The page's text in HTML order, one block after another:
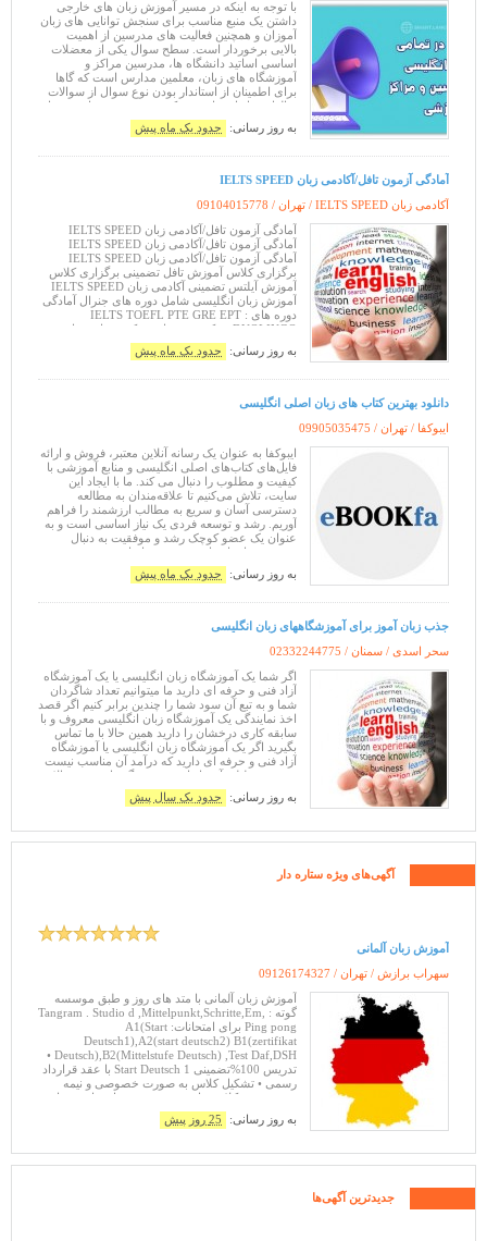
با توجه به اینکه در مسیر آموزش زبان های خارجی
داشتن یک منبع مناسب برای سنجش توانایی های زبان
آموزان و همچنین فعالیت های مدرسین از اهمیت
بالایی برخوردار است. سطح سوال یکی از معضلات
اساسی اساتید دانشگاه ها، مدرسین مراکز و
آموزشگاه های زبان، معلمین مدارس است که گاها
برای اطمینان از استاندار بودن نوع سوال از سوالات
سالهای قبل استفاده می کنند و در صورت داشتن زمان
مناسب اقدام به طرح سوال با معیار های اس
به روز رسانی: حدود یک ماه پیش
آمادگی آزمون تافل/آکادمی زبان IELTS SPEED
آکادمی زبان IELTS SPEED / تهران /
09104015778
آمادگی آزمون تافل/آکادمی زبان IELTS SPEED
آمادگی آزمون تافل/آکادمی زبان IELTS SPEED
آمادگی آزمون تافل/آکادمی زبان IELTS SPEED
برگزاری کلاس آموزش تافل تضمینی برگزاری کلاس
آموزش آیلتس تضمینی آکادمی زبان IELTS SPEED
آموزش زبان انگلیسی شامل دوره های جنرال آمادگی
دوره های : IELTS TOEFL PTE GRE EPT
DUOLINGO در کمترین زمان ممکن شماره تماس
09104015778 تدریس خصوصی مکالمه زبان
انگلیسی آموزش
به روز رسانی: حدود یک ماه پیش
دانلود بهترین کتاب های زبان اصلی انگلیسی
ایبوکفا / تهران / 09905035475
ایبوکفا به عنوان یک رسانه آنلاین معتبر، فروش و ارائه
فایل‌های کتاب‌های اصلی انگلیسی و منابع آموزشی با
کیفیت و مطلوب را دنبال می کند. ما با ایجاد این
سایت، تلاش می‌کنیم تا علاقه‌مندان به مطالعه
دسترسی آسان و سریع به مطالب ارزشمند را فراهم
آوریم. رشد و توسعه فردی یک نیاز اساسی است و به
عنوان یک عضو کوچک رشد و موفقیت به دنبال
مسیری برای ارتقاء خود و دوستانمان هستیم.
به روز رسانی:
حدود یک ماه پیش
جذب زبان آموز برای آموزشگاههای زبان انگلیسی
سحر اسدی / سمنان / 02332244775
اگر شما یک آموزشگاه زبان انگلیسی یا یک آموزشگاه
آزاد فنی و حرفه ای دارید ما میتوانیم تعداد شاگردان
شما و به تبع آن سود شما را چندین برابر کنیم اگر قصد
اخذ نمایندگی یک آموزشگاه زبان انگلیسی معروف و با
سابقه کاری درخشان را دارید همین حالا با ما تماس
بگیرید اگر یک آموزشگاه زبان انگلیسی یا آموزشگاه
آزاد فنی و حرفه ای دارید که درآمد آن مناسب نیست
و قصد تعطیلی آن را دارید دست نگه دارید همین الان
به روز رسانی: حدود یک سال پیش
آگهی‌های ویژه ستاره دار
آموزش زبان آلمانی
سهراب برازش / تهران / 09126174327
آموزش زبان آلمانی با متد های روز و طبق موسسه
گوته : Tangram . Studio d ,Mittelpunkt,Schritte,Em,
Ping pong برای امتحانات: A1(Start
Deutsch1),A2(start deutsch2) B1(zertifikat
Deutsch),B2(Mittelstufe Deutsch) ,Test Daf,DSH •
تدریس 100%تضمینی Start Deutsch 1 با عقد قرارداد
رسمی • تشکیل کلاس به صورت خصوصی و نیمه
خصوصی. • کلاس های ویژه ترجمه برای دانشجویان
رشته آلمانی و علاقه مندان ترجمه •
به روز رسانی: 25 روز پیش
جدیدترین آگهی‌ها